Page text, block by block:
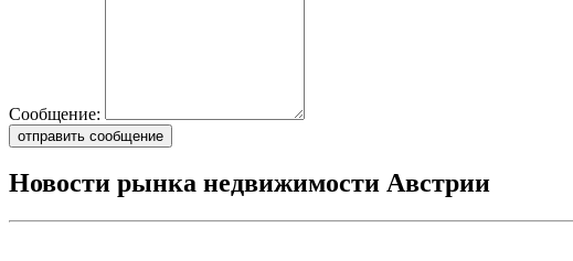
Сообщение:
отправить сообщение
Новости рынка недвижимости Австрии